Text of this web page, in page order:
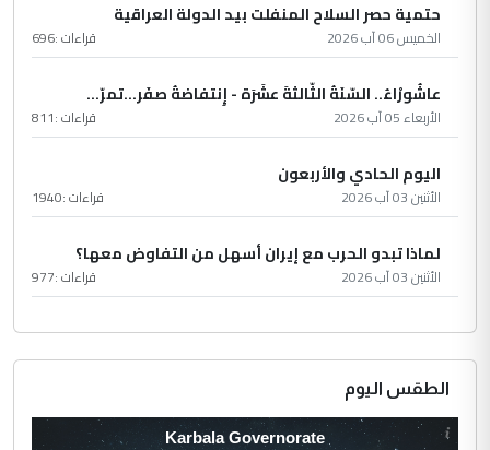
حتمية حصر السلاح المنفلت بيد الدولة العراقية
الخميس 06 آب 2026 قراءات :696
عاشُورْاءُ.. السّنَةُ الثّالثةَ عشَرَة - إِنتفاضةُ صفَر…تمرّ...
الأربعاء 05 آب 2026 قراءات :811
اليوم الحادي والأربعون
الأثنين 03 آب 2026 قراءات :1940
لماذا تبدو الحرب مع إيران أسهل من التفاوض معها؟
الأثنين 03 آب 2026 قراءات :977
الطقس اليوم
Karbala Governorate